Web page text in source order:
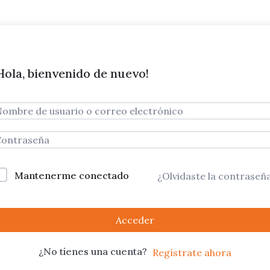
bienvenido de nuevo!
Mantenerme conectado ¿Olvidaste la
Acceder
¿No tienes una cuenta? Regístrate ahora